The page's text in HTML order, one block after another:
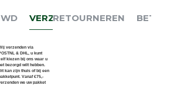
VERZENDEN
verzenden via
& DHL, u kunt
kiezen bij ons waar u
bezorgd wilt hebben.
kan zijn thuis of bij een
Vanaf €75,-
we uw pakket
RETOURNEREN BETALEN